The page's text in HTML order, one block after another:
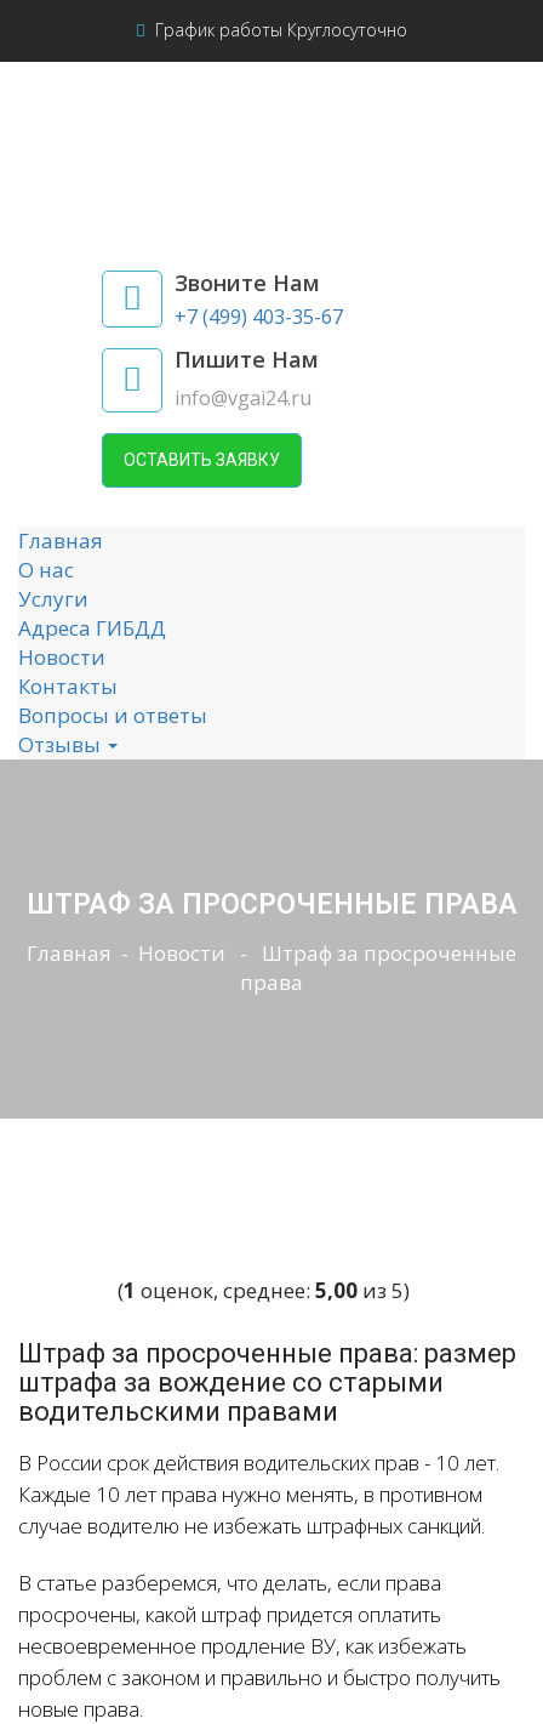
График работы Круглосуточно
Звоните Нам
+7 (499) 403-35-67
Пишите Нам
info@vgai24.ru
ОСТАВИТЬ ЗАЯВКУ
Главная
О нас
Услуги
Адреса ГИБДД
Новости
Контакты
Вопросы и ответы
Отзывы
ШТРАФ ЗА ПРОСРОЧЕННЫЕ ПРАВА
Главная - Новости - Штраф за просроченные
права
(1 оценок, среднее: 5,00 из 5)
Штраф за просроченные права: размер
штрафа за вождение со старыми
водительскими правами
В России срок действия водительских прав - 10 лет.
Каждые 10 лет права нужно менять, в противном
случае водителю не избежать штрафных санкций.
В статье разберемся, что делать, если права
просрочены, какой штраф придется оплатить
несвоевременное продление ВУ, как избежать
проблем с законом и правильно и быстро получить
новые права.